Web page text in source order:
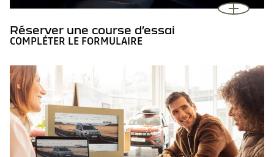
Réserver une course d’essai
COMPLÉTER LE FORMULAIRE